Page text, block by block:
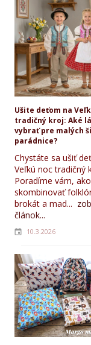
Ušite deťom na
tradičný kroj: Aké
vybrať pre malých
parádnice?
Chystáte sa ušiť
Veľkú noc tradičný
Poradíme vám, ako
skombinovať
brokát a mad...
článok...
10.3.2026